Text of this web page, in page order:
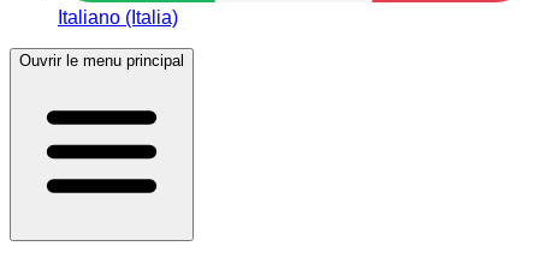
Italiano (Italia)
Ouvrir le menu principal